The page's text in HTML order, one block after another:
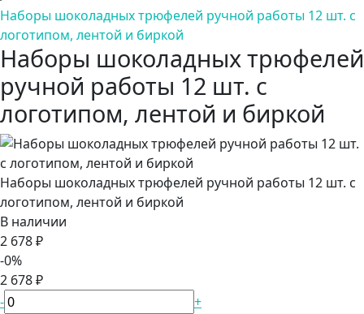
Наборы шоколадных трюфелей ручной работы 12 шт. с
логотипом, лентой и биркой
Наборы шоколадных трюфелей
ручной работы 12 шт. с
логотипом, лентой и биркой
Наборы шоколадных трюфелей ручной работы 12 шт. с
логотипом, лентой и биркой
В наличии
2 678 ₽
-0%
2 678 ₽
-
+